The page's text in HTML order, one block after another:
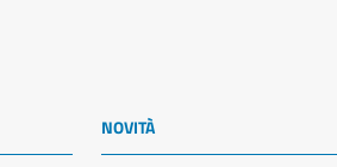
NOVITÀ